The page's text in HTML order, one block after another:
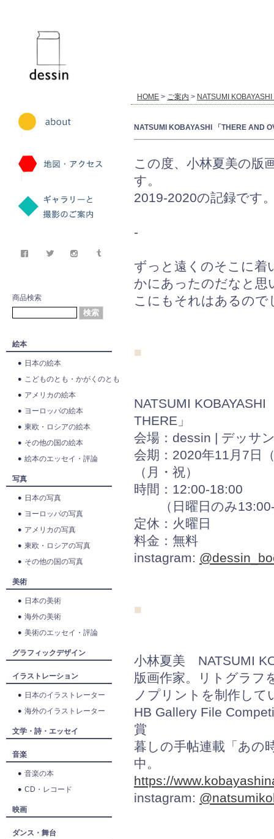
商品検索
絵本
日本の絵本
こどものとも・かがくのとも
アメリカの絵本
ヨーロッパの絵本
東欧・ロシアの絵本
その他の国の絵本
絵本のエッセイ・評論
写真
日本の写真
ヨーロッパの写真
アメリカの写真
東欧・ロシアの写真
その他の国の写真
美術
日本の美術
海外の美術
美術のエッセイ・評論
グラフィックデザイン
イラストレーション
日本のイラストレーター
海外のイラストレーター
文学・詩・エッセイ
音楽
音楽の本
CD・レコード
映画
ダンス・舞台
HOME > ご案内 > NATSUMI
NATSUMI KOBAYASHI 「THERE AND
この度、小林夏美の版
す。
2019-2020の記録です
-
ずっと遠くのそこに着
かにあったのだなと思
こにもそれはあるので
■
NATSUMI KOBAYASHI
THERE」
会場：dessin | デッサ
会期：2020年11月7日
（月・祝）
時間：12:00-18:00
（日曜日のみ13:00-
定休：火曜日
料金：無料
instagram:
■
小林夏美 NATSUMI
版画作家。リトグラフ
ノプリントを制作して
HB Gallery File
賞
暮しの手帖連載「あの
中。
https://
instagram: